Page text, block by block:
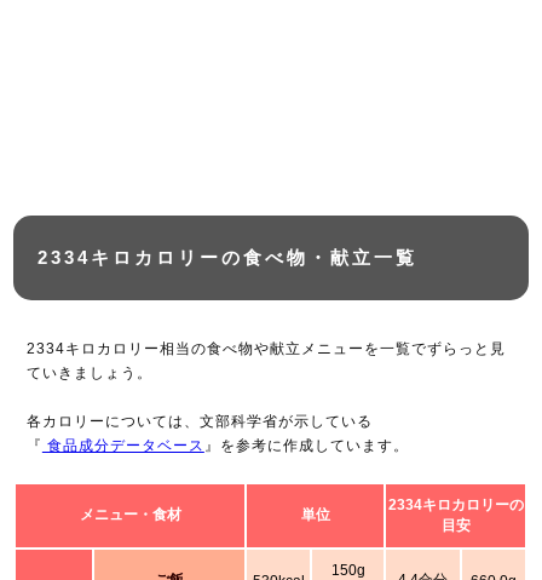
2334キロカロリーの食べ物・献立一覧
2334キロカロリー相当の食べ物や献立メニューを一覧でずらっと見
ていきましょう。
各カロリーについては、文部科学省が示している
『 食品成分データベース 』を参考に作成しています。
メニュー・食材 単位
2334キロカロリーの
目安
150g